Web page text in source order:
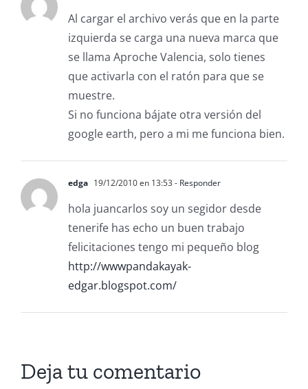
Al cargar el archivo verás que en la parte
izquierda se carga una nueva marca que
se llama Aproche Valencia, solo tienes
que activarla con el ratón para que se
muestre.
Si no funciona bájate otra versión del
google earth, pero a mi me funciona bien.
edga 19/12/2010 en 13:53- Responder
hola juancarlos soy un segidor desde
tenerife has echo un buen trabajo
felicitaciones tengo mi pequeño blog
http://wwwpandakayak-
edgar.blogspot.com/
Deja tu comentario